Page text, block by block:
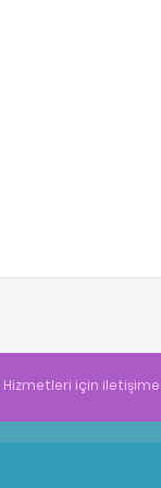
Hizmetleri için